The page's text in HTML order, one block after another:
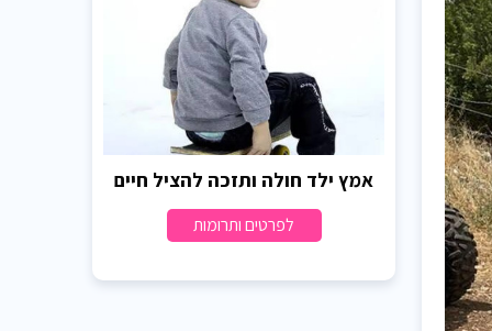
אמץ ילד חולה ותזכה להציל חיים
לפרטים ותרומות